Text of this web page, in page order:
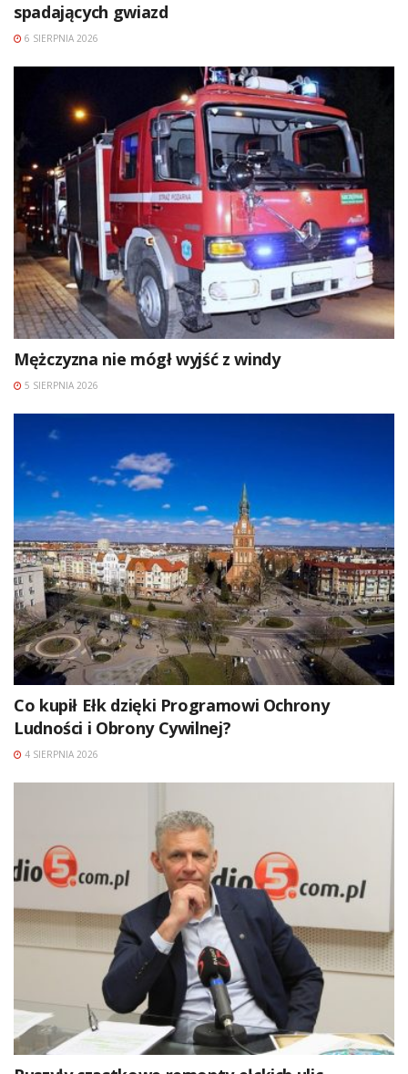
spadających gwiazd
6 SIERPNIA 2026
Mężczyzna nie mógł wyjść z windy
5 SIERPNIA 2026
Co kupił Ełk dzięki Programowi Ochrony
Ludności i Obrony Cywilnej?
4 SIERPNIA 2026